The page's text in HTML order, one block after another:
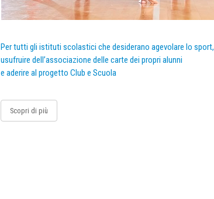
Per tutti gli istituti scolastici che desiderano agevolare lo sport,
usufruire dell’associazione delle carte dei propri alunni
e aderire al progetto Club e Scuola
Scopri di più